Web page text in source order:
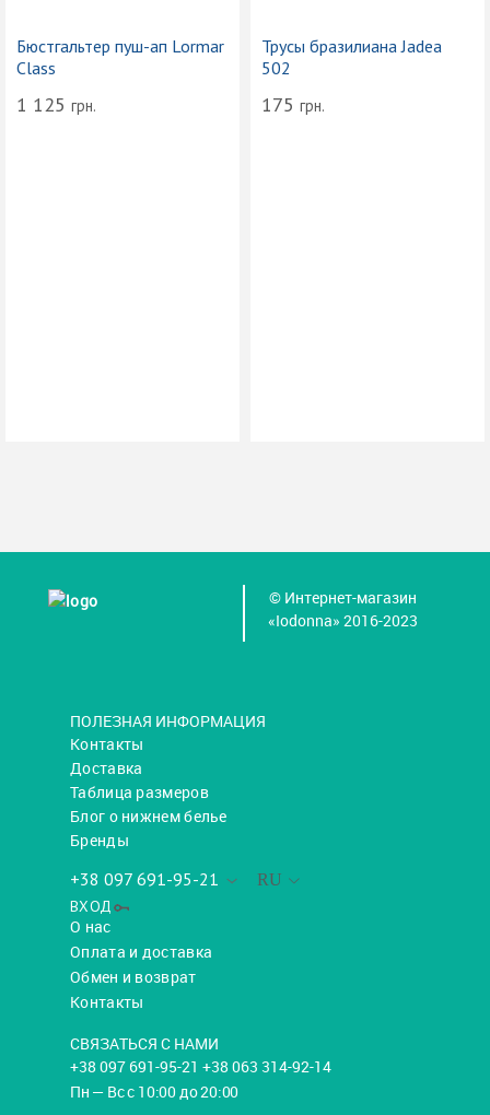
Бюстгальтер пуш-ап Lormar
Class
1 125 грн.
Трусы бразилиана Jadea
502
175 грн.
© Интернет-магазин
«Iodonna» 2016-2023
ПОЛЕЗНАЯ ИНФОРМАЦИЯ
Контакты
Доставка
Таблица размеров
Блог о нижнем белье
Бренды
RU
+38 097 691-95-21
ВХОД
О нас
Оплата и доставка
Обмен и возврат
Контакты
СВЯЗАТЬСЯ С НАМИ
+38 097 691-95-21 +38 063 314-92-14
Пн — Вс с 10:00 до 20:00